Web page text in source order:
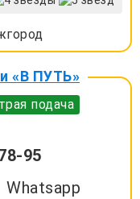
«В ПУТЬ»
подача
95
Whatsapp